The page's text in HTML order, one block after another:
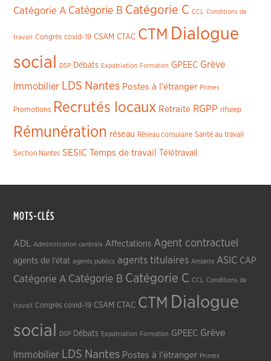
Catégorie A Catégorie B Catégorie C CCL Conditions de
travail Congrès covid-19 CSAM CTAC CTM Dialogue
social
DSP Débats Expatriation Formation GPEEC Grève
Immobilier LDS Nantes Postes à l'étranger Primes
Promotions Recrutés locaux Retraite RGPP rifseep
Rémunération réseau Réseau consulaire Santé au travail
Section Nantes SESIC Temps de travail Télétravail
MOTS-CLÉS
ADL Administration centrale Affectations Agent contractuel
agents de l'état agents publics agents titulaires Amiante ASIC CAP
Catégorie A Catégorie B Catégorie C CCL Conditions de
travail Congrès covid-19 CSAM CTAC CTM Dialogue
social
DSP Débats Expatriation Formation GPEEC Grève
Immobilier LDS Nantes Postes à l'étranger Primes